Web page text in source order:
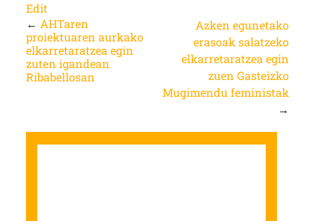
Edit
← AHTaren
proiektuaren aurkako
elkarretaratzea egin
zuten igandean
Ribabellosan
Azken egunetako
erasoak salatzeko
elkarretaratzea egin
zuen Gasteizko
Mugimendu feministak
→